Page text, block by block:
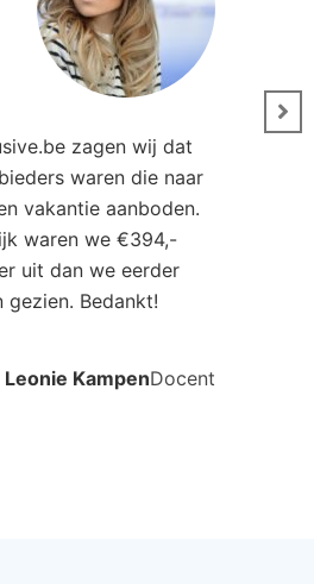
zagen wij dat
waren die naar
vakantie aanboden.
waren we €394,-
uit dan we eerder
gezien. Bedankt!
Leonie KampenDocent